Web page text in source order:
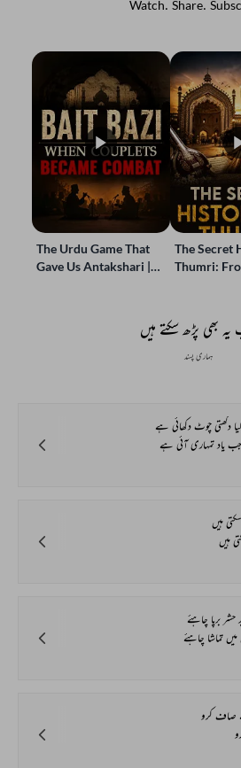
Watch. Share.
The Urdu Game That
Gave Us Antakshari |
The Secret
Thumri:
بھی پڑھ سکتے ہیں
ہماری پسند
دکھتی چوٹ دکھائی ہے
یاد تمہاری آئی ہے
ہیں
ہیں
برپا چاہئے
تماشا چاہئے
صاف کرو